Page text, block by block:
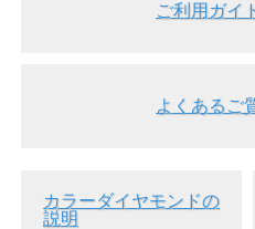
ご利用ガイ
よくあるご
カラーダイヤモンドの
説明